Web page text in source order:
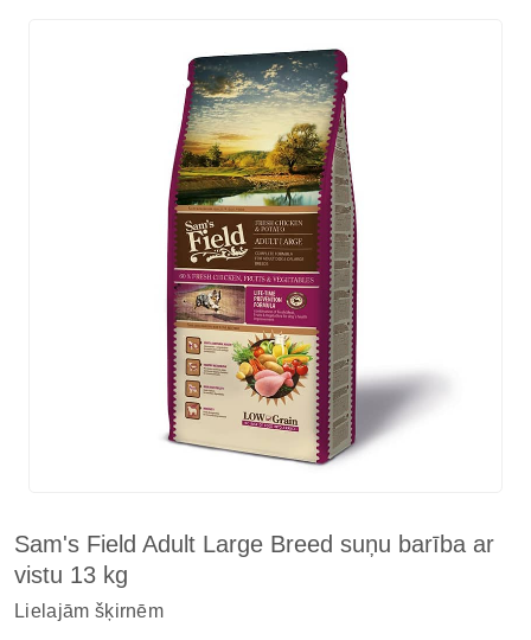
Sam's Field Adult Large Breed suņu barība ar
vistu 13 kg
Lielajām šķirnēm